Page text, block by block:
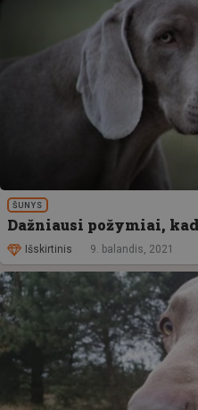
ŠUNYS
Dažniausi požymiai,
Išskirtinis 9. balandis, 2021